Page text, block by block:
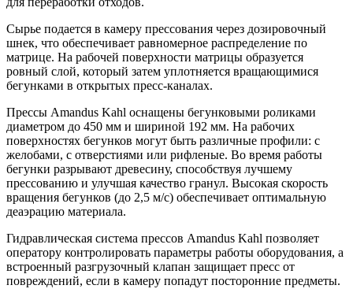
Сырье подается в камеру прессования через дозировочный
шнек, что обеспечивает равномерное распределение по
матрице. На рабочей поверхности матрицы образуется
ровный слой, который затем уплотняется вращающимися
бегунками в открытых пресс-каналах.
Прессы Amandus Kahl оснащены бегунковыми роликами
диаметром до 450 мм и шириной 192 мм. На рабочих
поверхностях бегунков могут быть различные профили: с
желобами, с отверстиями или рифленые. Во время работы
бегунки разрывают древесину, способствуя лучшему
прессованию и улучшая качество гранул. Высокая скорость
вращения бегунков (до 2,5 м/с) обеспечивает оптимальную
деаэрацию материала.
Гидравлическая система прессов Amandus Kahl позволяет
оператору контролировать параметры работы оборудования, а
встроенный разгрузочный клапан защищает пресс от
повреждений, если в камеру попадут посторонние предметы.